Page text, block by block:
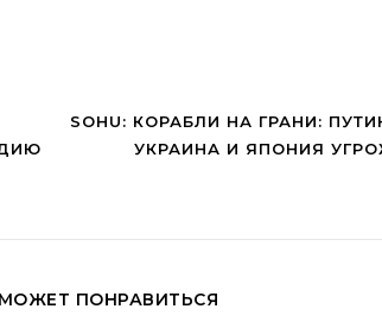
SOHU: КОРАБЛИ НА ГРАНИ:
УКРАИНА И ЯПОНИЯ
ПОНРАВИТЬСЯ